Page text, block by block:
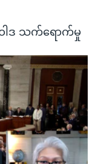
ဝါဒ သက်ရောက်မှု